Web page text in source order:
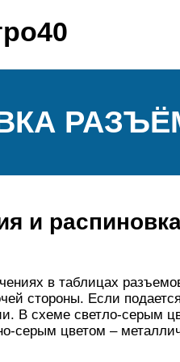
и
в таблицах
стороны. Если
В схеме светло-серым
серым цветом –